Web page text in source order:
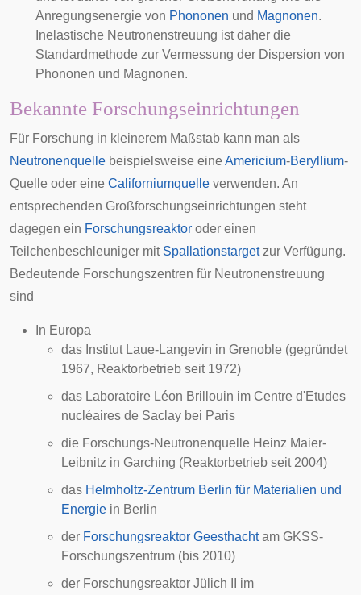
Anregungsenergie von Phononen und Magnonen.
Inelastische Neutronenstreuung ist daher die
Standardmethode zur Vermessung der Dispersion von
Phononen und Magnonen.
Bekannte Forschungseinrichtungen
Für Forschung in kleinerem Maßstab kann man als
Neutronenquelle beispielsweise eine Americium-Beryllium-
Quelle oder eine Californiumquelle verwenden. An
entsprechenden Großforschungseinrichtungen steht
dagegen ein Forschungsreaktor oder einen
Teilchenbeschleuniger mit Spallationstargetzur Verfügung.
Bedeutende Forschungszentren für Neutronenstreuung
sind
In Europa
das Institut Laue-Langevin in Grenoble (gegründet
1967, Reaktorbetrieb seit 1972)
das Laboratoire Léon Brillouin im Centre d'Etudes
nucléaires de Saclay bei Paris
die Forschungs-Neutronenquelle Heinz Maier-
Leibnitz in Garching (Reaktorbetrieb seit 2004)
das Helmholtz-Zentrum Berlin für Materialien und
Energie in Berlin
der Forschungsreaktor Geesthachtam GKSS-
Forschungszentrum (bis 2010)
der Forschungsreaktor Jülich II im